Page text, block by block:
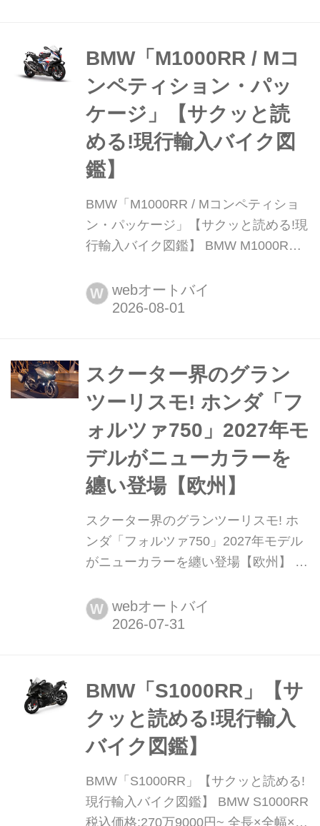
Motorradが...
BMW「M1000RR / Mコ
ンペティション・パッ
ケージ」【サクッと読
める!現行輸入バイク図
鑑】
BMW「M1000RR / Mコンペティショ
ン・パッケージ」【サクッと読める!現
行輸入バイク図鑑】 BMW M1000RR /
価格:430万2000円~ / 502万2000円~ 全
長×全幅×全高:2085×899×1230mm ホ
コンペティション・パッケー...
W webオートバイ
スクーター界のグラン
ツーリスモ! ホンダ「フ
ォルツァ750」2027年モ
デルがニューカラーを
纏い登場【欧州】
スクーター界のグランツーリスモ! ホ
ンダ「フォルツァ750」2027年モデル
がニューカラーを纏い登場【欧州】 ホ
ター「フォルツァ750」の2027年モデ
ルを発表した。今回の変更はカラーリ
W webオートバイ
BMW「S1000RR」【サ
クッと読める!現行輸入
バイク図鑑】
BMW「S1000RR」【サクッと読める!
現行輸入バイク図鑑】 BMW S1000RR
税込価格:270万9000円~ 全長×全幅×全